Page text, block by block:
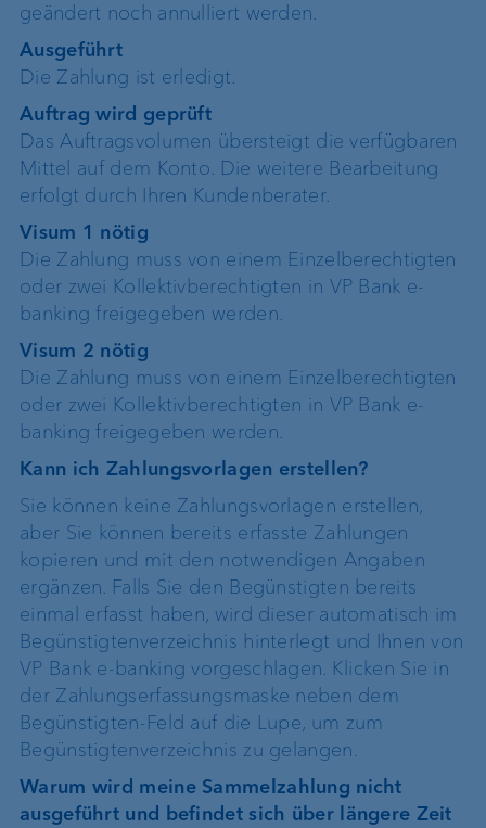
geändert noch annulliert werden.
Ausgeführt
Die Zahlung ist erledigt.
Auftrag wird geprüft
Das Auftragsvolumen übersteigt die verfügbaren
Mittel auf dem Konto. Die weitere Bearbeitung
erfolgt durch Ihren Kundenberater.
Visum 1 nötig
Die Zahlung muss von einem Einzelberechtigten
oder zwei Kollektivberechtigten in VP Bank e-
banking freigegeben werden.
Visum 2 nötig
Die Zahlung muss von einem Einzelberechtigten
oder zwei Kollektivberechtigten in VP Bank e-
banking freigegeben werden.
Kann ich Zahlungsvorlagen erstellen?
Sie können keine Zahlungsvorlagen erstellen,
aber Sie können bereits erfasste Zahlungen
kopieren und mit den notwendigen Angaben
ergänzen. Falls Sie den Begünstigten bereits
einmal erfasst haben, wird dieser automatisch im
Begünstigtenverzeichnis hinterlegt und Ihnen von
VP Bank e-banking vorgeschlagen. Klicken Sie in
der Zahlungserfassungsmaske neben dem
Begünstigten-Feld auf die Lupe, um zum
Begünstigtenverzeichnis zu gelangen.
Warum wird meine Sammelzahlung nicht
ausgeführt und befindet sich über längere Zeit